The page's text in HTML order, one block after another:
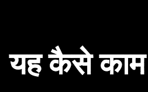
यह कैसे काम